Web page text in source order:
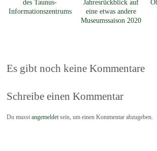
des Taunus-
Informationszentrums
Jahresrückblick auf
eine etwas andere
Museumssaison 2020
Es gibt noch keine Kommentare
Schreibe einen Kommentar
Du musstangemeldetsein, um einen Kommentar abzugeben.